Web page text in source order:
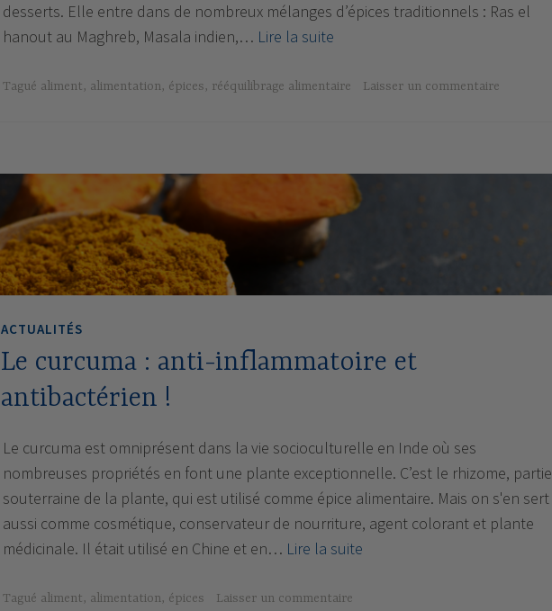
desserts. Elle entre dans de nombreux mélanges d’épices traditionnels : Ras el
hanout au Maghreb, Masala indien,… Lire la suite
:
Noël
aux
Tagué aliment, alimentation, épices, rééquilibrage alimentaire Laisser un commentaire
ACTUALITÉS
Le curcuma : anti-inflammatoire et
antibactérien !
Le curcuma est omniprésent dans la vie socioculturelle en Inde où ses
nombreuses propriétés en font une plante exceptionnelle. C’est le rhizome, partie
souterraine de la plante, qui est utilisé comme épice alimentaire. Mais on s'en sert
aussi comme cosmétique, conservateur de nourriture, agent colorant et plante
médicinale. Il était utilisé en Chine et en… Lire la suite
Tagué aliment, alimentation, épices Laisser un commentaire